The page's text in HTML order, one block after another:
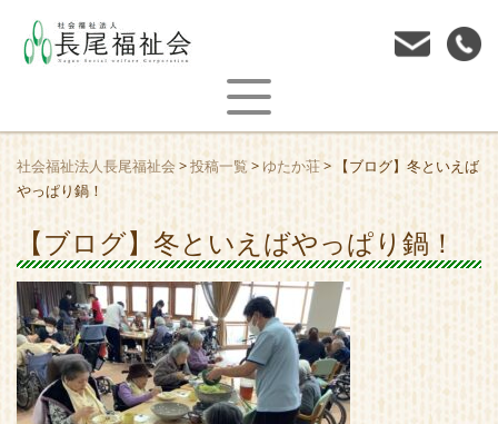
社会福祉法人長尾福祉会>投稿一覧 >ゆたか荘>
【ブログ】冬といえば
やっぱり鍋！
【ブログ】冬といえばやっぱり鍋！